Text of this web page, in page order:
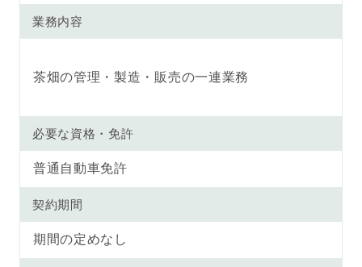
業務内容
茶畑の管理・製造・販売の一連業務
必要な資格・免許
普通自動車免許
契約期間
期間の定めなし